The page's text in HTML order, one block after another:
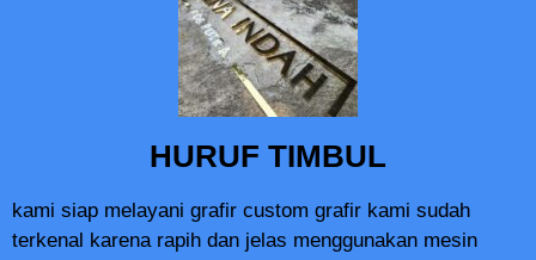
HURUF TIMBUL
kami siap melayani grafir custom grafir kami sudah
terkenal karena rapih dan jelas menggunakan mesin